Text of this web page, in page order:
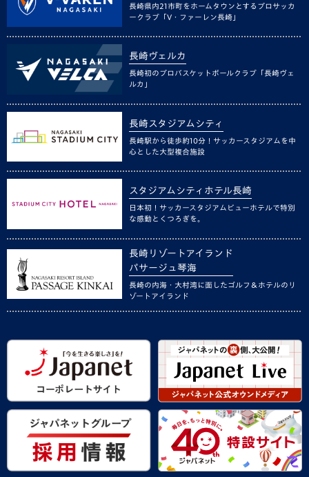
長崎県内21市町をホームタウンとするプロサッカ
ークラブ「V・ファーレン長崎」
長崎ヴェルカ
長崎初のプロバスケットボールクラブ「長崎ヴェ
ルカ」
長崎スタジアムシティ
長崎駅から徒歩約10分！サッカースタジアムを中
心とした大型複合施設
スタジアムシティホテル長崎
日本初！サッカースタジアムビューホテルで特別
な感動とくつろぎを。
長崎リゾートアイランド
パサージュ琴海
長崎の内海・大村湾に面したゴルフ＆ホテルのリ
ゾートアイランド